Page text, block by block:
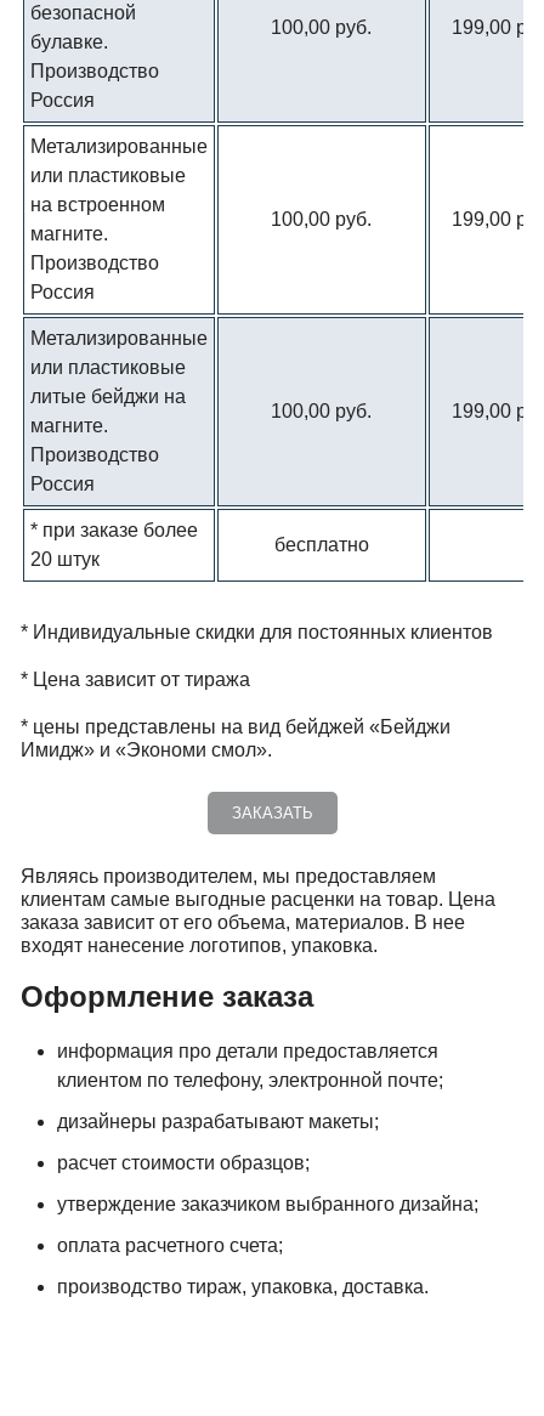
безопасной
булавке.
Производство
Россия
100,00 руб. 199,00
Метализированные
или пластиковые
на встроенном
магните.
Производство
Россия
100,00 руб. 199,00
Метализированные
или пластиковые
литые бейджи на
магните.
Производство
Россия
100,00 руб. 199,00
* при заказе более
20 штук
бесплатно
* Индивидуальные скидки для постоянных клиентов
* Цена зависит от тиража
* цены представлены на вид бейджей «Бейджи
Имидж» и «Экономи смол».
ЗАКАЗАТЬ
Являясь производителем, мы предоставляем
клиентам самые выгодные расценки на товар. Цена
заказа зависит от его объема, материалов. В нее
входят нанесение логотипов, упаковка.
Оформление заказа
информация про детали предоставляется
клиентом по телефону, электронной почте;
дизайнеры разрабатывают макеты;
расчет стоимости образцов;
утверждение заказчиком выбранного дизайна;
оплата расчетного счета;
производство тираж, упаковка, доставка.